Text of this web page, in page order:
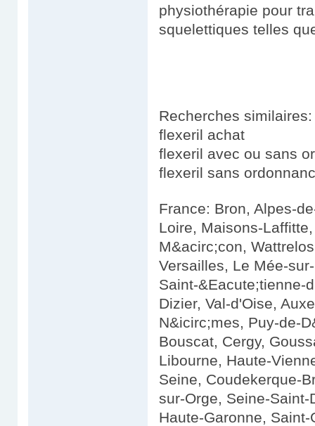
physiothérapie pour
squelettiques telles
Recherches similaires:
flexeril achat
flexeril avec ou sans
flexeril sans
France: Bron, Alpes-
Loire, Maisons-
M&acirc;con,
Versailles, Le Mée-
Saint-&Eacute;tienne-
Dizier, Val-d'Oise,
N&icirc;mes, Puy-de-
Bouscat, Cergy,
Libourne, Haute-
Seine, Coudekerque-
sur-Orge, Seine-
Haute-Garonne,